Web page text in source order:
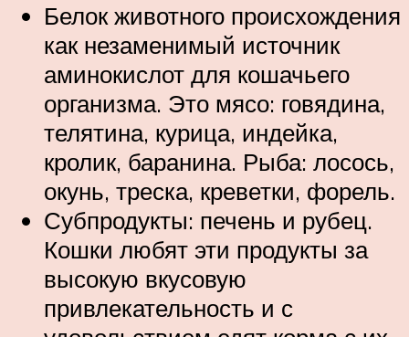
Белок животного происхождения
как незаменимый источник
аминокислот для кошачьего
организма. Это мясо: говядина,
телятина, курица, индейка,
кролик, баранина. Рыба: лосось,
окунь, треска, креветки, форель.
Субпродукты: печень и рубец.
Кошки любят эти продукты за
высокую вкусовую
привлекательность и с